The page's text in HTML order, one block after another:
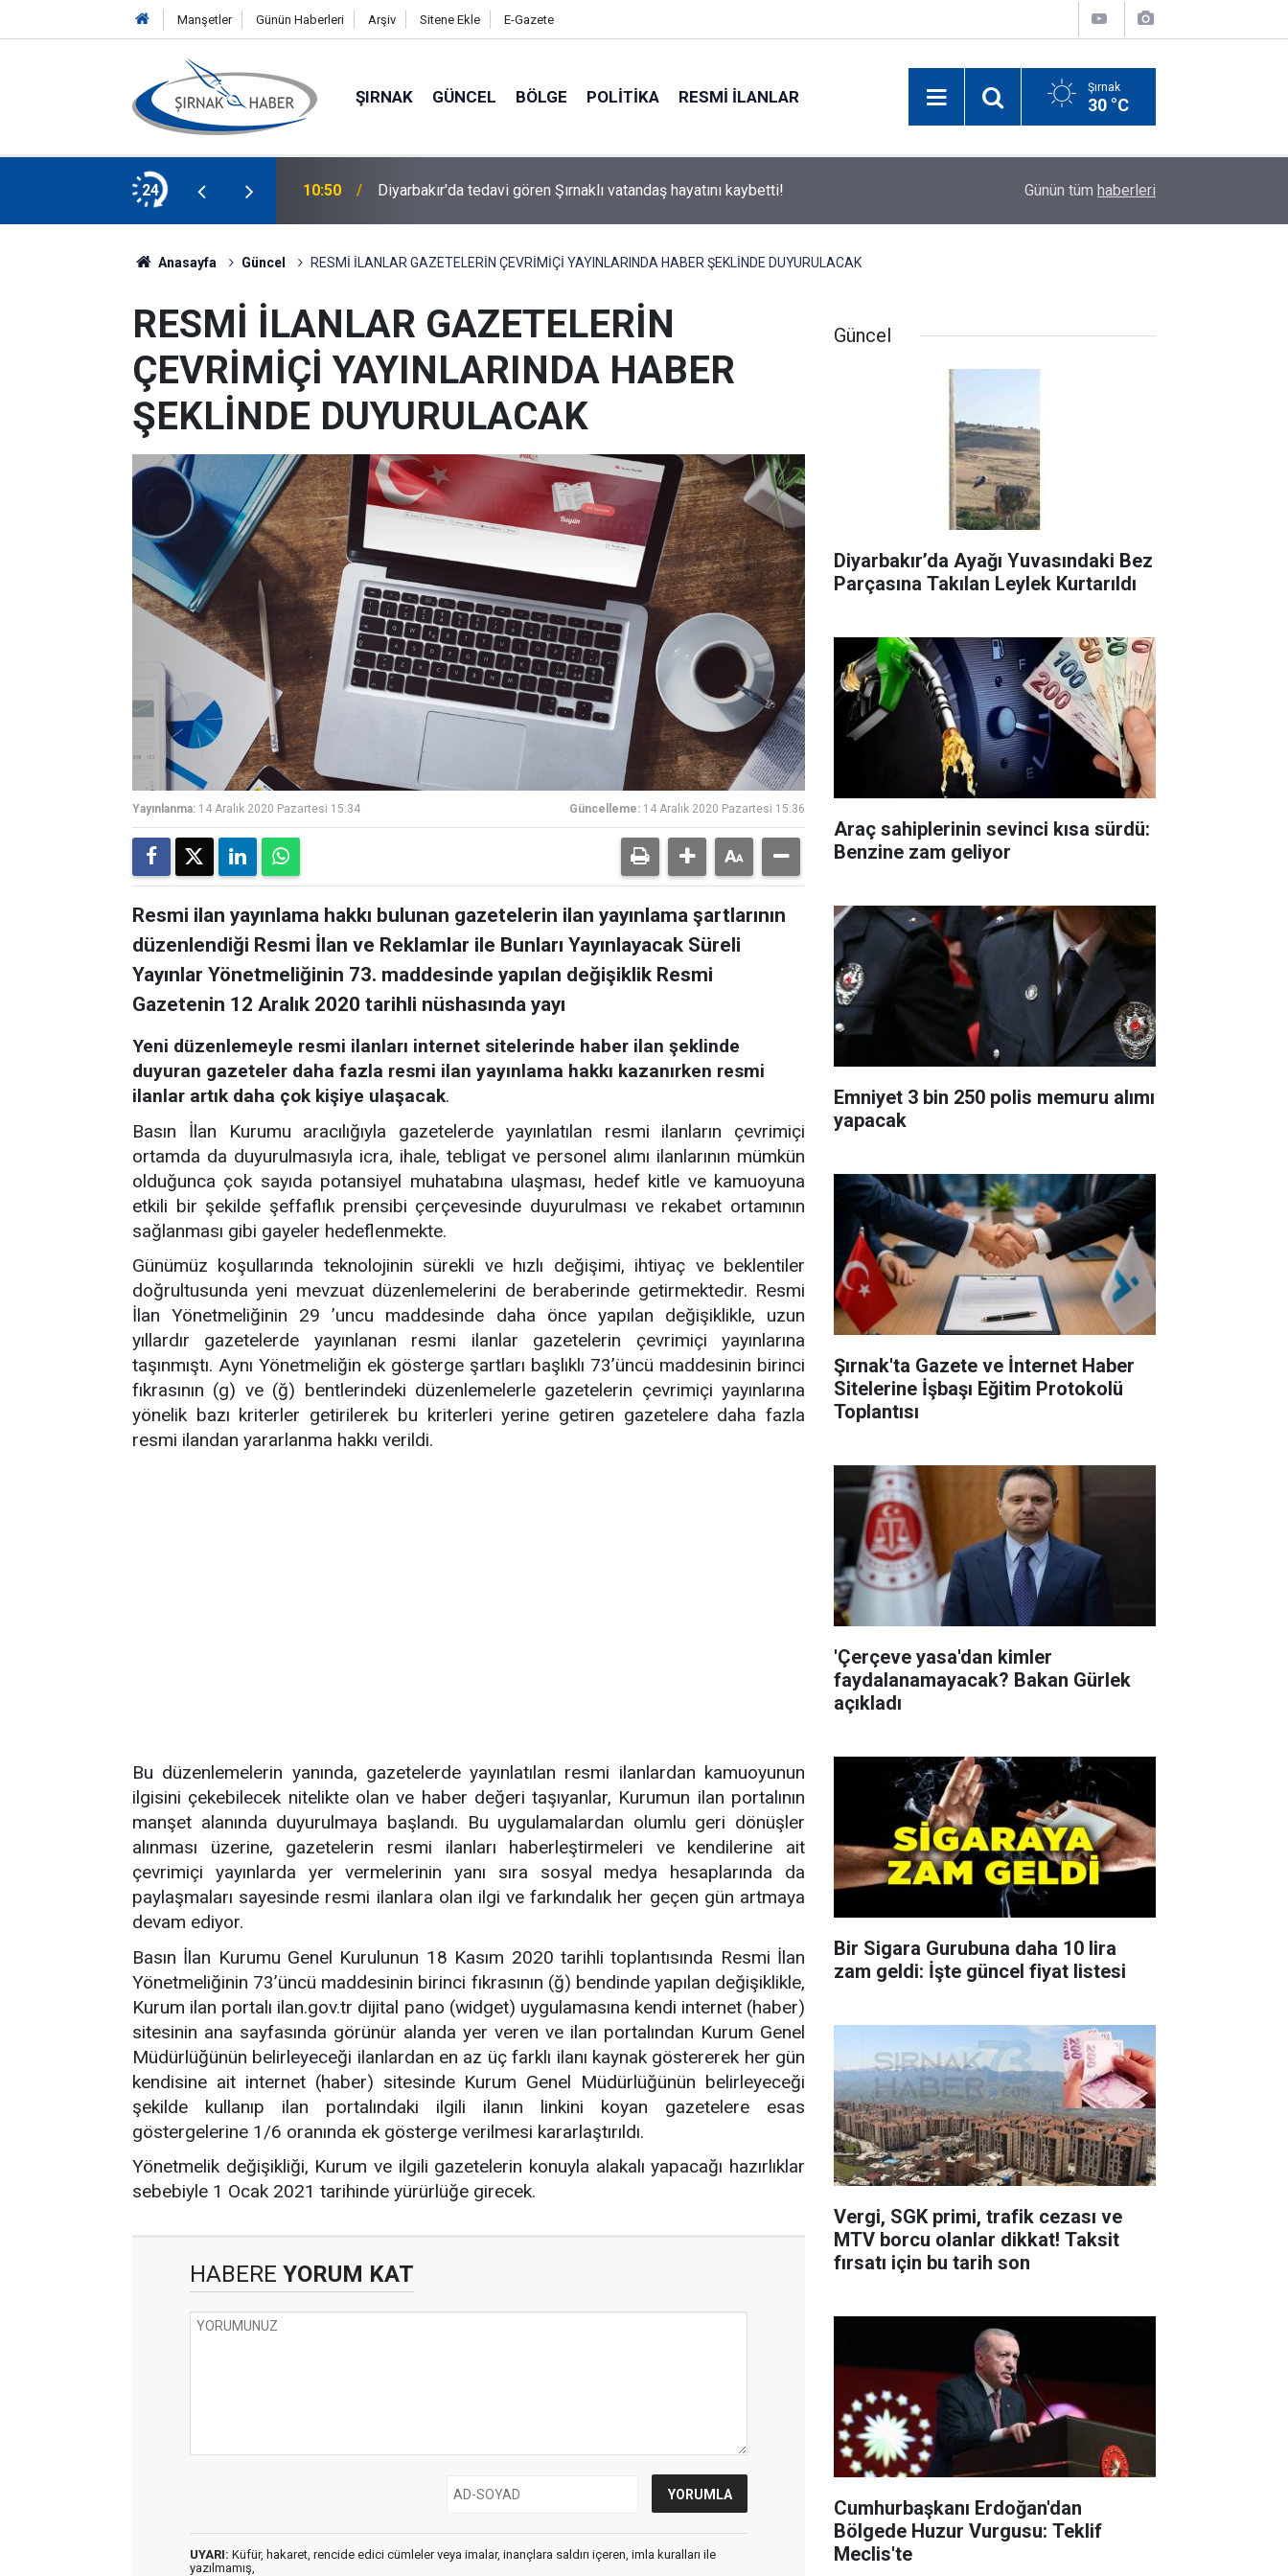
Manşetler Günün Haberleri Arşiv Sitene Ekle E-Gazete
ŞIRNAK GÜNCEL BÖLGE POLITIKA RESMI İLANLAR Şırnak
30 °C
24
Parçasına Takılan Leylek Kurtarıldı 10:50 Diyarbakır'da tedavi gören Şırnaklı vatandaş hayatını kaybetti! Yeşilay Şırnak Şubesi Sahaya İndi:
Günün tüm haberleri
Anasayfa Güncel RESMİ İLANLAR GAZETELERİN ÇEVRİMİÇİ YAYINLARINDA HABER ŞEKLİNDE DUYURULACAK
RESMİ İLANLAR GAZETELERİN
ÇEVRİMİÇİ YAYINLARINDA HABER
ŞEKLİNDE DUYURULACAK
Yayınlanma: 14 Aralık 2020 Pazartesi 15:34 Güncelleme: 14 Aralık 2020 Pazartesi 15:36
Resmi ilan yayınlama hakkı bulunan gazetelerin ilan yayınlama şartlarının
düzenlendiği Resmi İlan ve Reklamlar ile Bunları Yayınlayacak Süreli
Yayınlar Yönetmeliğinin 73. maddesinde yapılan değişiklik Resmi
Gazetenin 12 Aralık 2020 tarihli nüshasında yayı
Yeni düzenlemeyle resmi ilanları internet sitelerinde haber ilan şeklinde
duyuran gazeteler daha fazla resmi ilan yayınlama hakkı kazanırken resmi
ilanlar artık daha çok kişiye ulaşacak.
Basın İlan Kurumu aracılığıyla gazetelerde yayınlatılan resmi ilanların çevrimiçi
ortamda da duyurulmasıyla icra, ihale, tebligat ve personel alımı ilanlarının mümkün
olduğunca çok sayıda potansiyel muhatabına ulaşması, hedef kitle ve kamuoyuna
etkili bir şekilde şeffaflık prensibi çerçevesinde duyurulması ve rekabet ortamının
sağlanması gibi gayeler hedeflenmekte.
Günümüz koşullarında teknolojinin sürekli ve hızlı değişimi, ihtiyaç ve beklentiler
doğrultusunda yeni mevzuat düzenlemelerini de beraberinde getirmektedir. Resmi
İlan Yönetmeliğinin 29 ’uncu maddesinde daha önce yapılan değişiklikle, uzun
yıllardır gazetelerde yayınlanan resmi ilanlar gazetelerin çevrimiçi yayınlarına
taşınmıştı. Aynı Yönetmeliğin ek gösterge şartları başlıklı 73’üncü maddesinin birinci
fıkrasının (g) ve (ğ) bentlerindeki düzenlemelerle gazetelerin çevrimiçi yayınlarına
yönelik bazı kriterler getirilerek bu kriterleri yerine getiren gazetelere daha fazla
resmi ilandan yararlanma hakkı verildi.
Bu düzenlemelerin yanında, gazetelerde yayınlatılan resmi ilanlardan kamuoyunun
ilgisini çekebilecek nitelikte olan ve haber değeri taşıyanlar, Kurumun ilan portalının
manşet alanında duyurulmaya başlandı. Bu uygulamalardan olumlu geri dönüşler
alınması üzerine, gazetelerin resmi ilanları haberleştirmeleri ve kendilerine ait
çevrimiçi yayınlarda yer vermelerinin yanı sıra sosyal medya hesaplarında da
paylaşmaları sayesinde resmi ilanlara olan ilgi ve farkındalık her geçen gün artmaya
devam ediyor.
Basın İlan Kurumu Genel Kurulunun 18 Kasım 2020 tarihli toplantısında Resmi İlan
Yönetmeliğinin 73’üncü maddesinin birinci fıkrasının (ğ) bendinde yapılan değişiklikle,
Kurum ilan portalı ilan.gov.tr dijital pano (widget) uygulamasına kendi internet (haber)
sitesinin ana sayfasında görünür alanda yer veren ve ilan portalından Kurum Genel
Müdürlüğünün belirleyeceği ilanlardan en az üç farklı ilanı kaynak göstererek her gün
kendisine ait internet (haber) sitesinde Kurum Genel Müdürlüğünün belirleyeceği
şekilde kullanıp ilan portalındaki ilgili ilanın linkini koyan gazetelere esas
göstergelerine 1/6 oranında ek gösterge verilmesi kararlaştırıldı.
Yönetmelik değişikliği, Kurum ve ilgili gazetelerin konuyla alakalı yapacağı hazırlıklar
sebebiyle 1 Ocak 2021 tarihinde yürürlüğe girecek.
HABERE YORUM KAT
UYARI: Küfür, hakaret, rencide edici cümleler veya imalar, inançlara saldırı içeren, imla kuralları ile
yazılmamış,
Güncel
Diyarbakır’da Ayağı Yuvasındaki Bez
Parçasına Takılan Leylek Kurtarıldı
Araç sahiplerinin sevinci kısa sürdü:
Benzine zam geliyor
Emniyet 3 bin 250 polis memuru alımı
yapacak
Şırnak'ta Gazete ve İnternet Haber
Sitelerine İşbaşı Eğitim Protokolü
Toplantısı
'Çerçeve yasa'dan kimler
faydalanamayacak? Bakan Gürlek
açıkladı
Bir Sigara Gurubuna daha 10 lira
zam geldi: İşte güncel fiyat listesi
Vergi, SGK primi, trafik cezası ve
MTV borcu olanlar dikkat! Taksit
fırsatı için bu tarih son
Cumhurbaşkanı Erdoğan'dan
Bölgede Huzur Vurgusu: Teklif
Meclis'te